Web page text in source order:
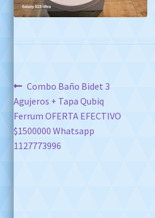
Navegación
de
entradas
Anterior:
Combo Baño Bidet 3
Agujeros + Tapa Qubiq
Ferrum OFERTA EFECTIVO
$1500000 Whatsapp
1127773996